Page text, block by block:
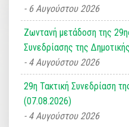
6 Αυγούστου 2026
Ζωντανή μετάδοση της
Συνεδρίασης της
4 Αυγούστου 2026
29η Τακτική Συνεδρίαση
(07.08.2026)
4 Αυγούστου 2026